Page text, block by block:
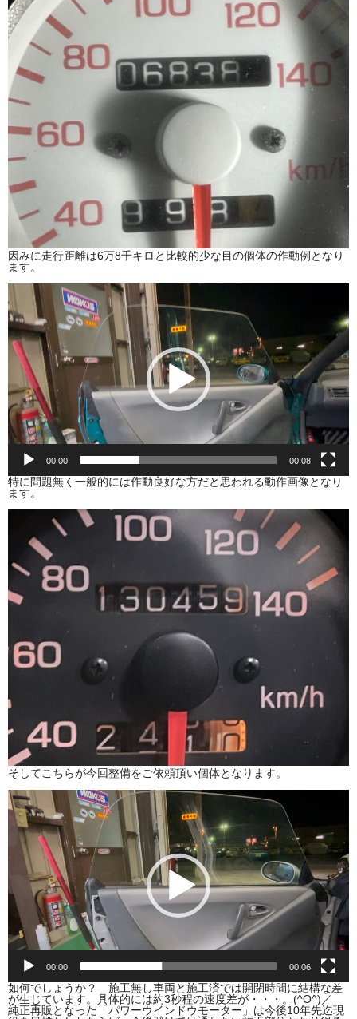
因みに走行距離は6万8千キロと比較的少な目の個体の作動例となり
ます。
画
プ
レ
ー
ヤ
ー
00:00 00:08
特に問題無く一般的には作動良好な方だと思われる動作画像となり
ます。
そしてこちらが今回整備をご依頼頂い個体となります。
動
画
プ
レ
00:00 00:06
如何でしょうか？ 施工無し車両と施工済では開閉時間に結構な差
が生じています。具体的には約3秒程の速度差が・・・。(^O^)／
純正再販となった「パワーウインドウモーター」は今後10年先迄現